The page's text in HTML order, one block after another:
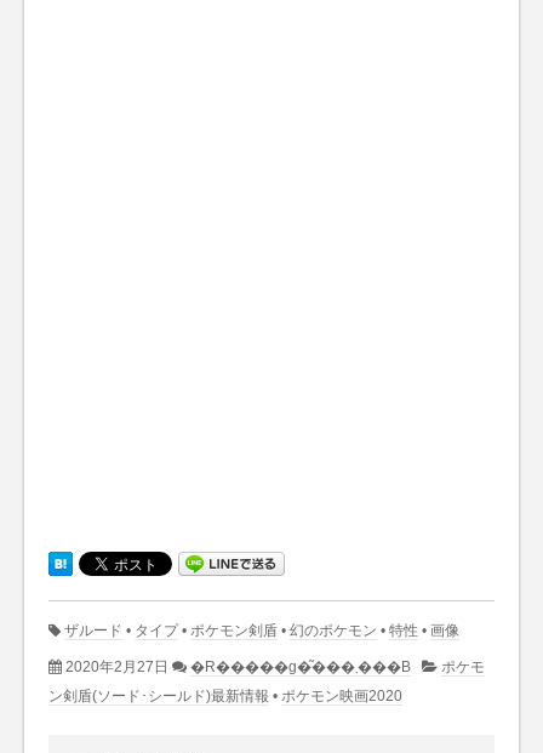
ザルード • タイプ• ポケモン剣盾 • 幻のポケモン • 特性 • 画像
2020年2月27日 �R�����g�͂���܂���B
ポケモ
ン剣盾(ソード･シールド)最新情報 • ポケモン映画2020